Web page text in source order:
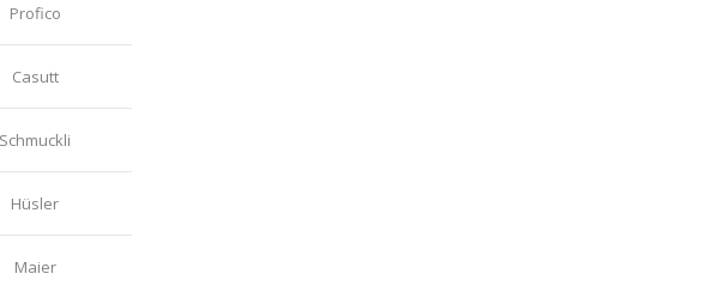
Profico
Casutt
Schmuckli
Hüsler
Maier